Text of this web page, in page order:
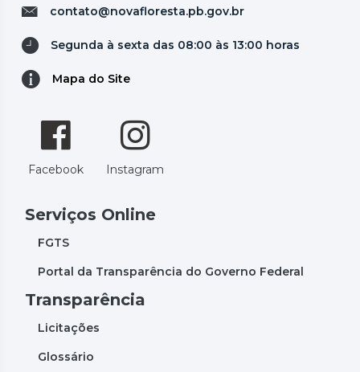
contato@novafloresta.pb.gov.br
Segunda à sexta das 08:00 às 13:00 horas
Mapa do Site
Facebook Instagram
Serviços Online
FGTS
Portal da Transparência do Governo Federal
Transparência
Licitações
Glossário